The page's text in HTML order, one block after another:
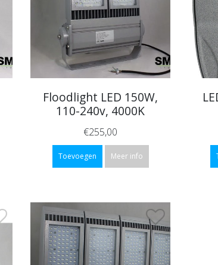
Floodlight LED 150W,
110-240v, 4000K
€255,00
Toevoegen Meer info